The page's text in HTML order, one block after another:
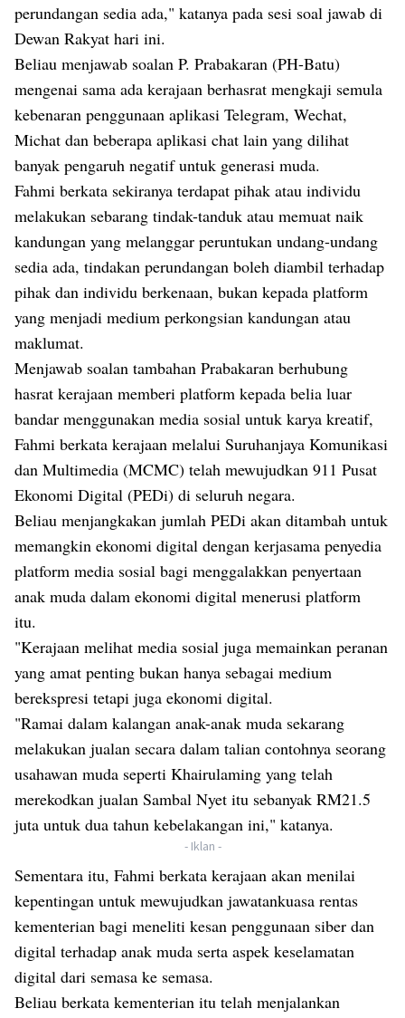
perundangan sedia ada," katanya pada sesi soal jawab di
Dewan Rakyat hari ini.
Beliau menjawab soalan P. Prabakaran (PH-Batu)
mengenai sama ada kerajaan berhasrat mengkaji semula
kebenaran penggunaan aplikasi Telegram, Wechat,
Michat dan beberapa aplikasi chat lain yang dilihat
banyak pengaruh negatif untuk generasi muda.
Fahmi berkata sekiranya terdapat pihak atau individu
melakukan sebarang tindak-tanduk atau memuat naik
kandungan yang melanggar peruntukan undang-undang
sedia ada, tindakan perundangan boleh diambil terhadap
pihak dan individu berkenaan, bukan kepada platform
yang menjadi medium perkongsian kandungan atau
maklumat.
Menjawab soalan tambahan Prabakaran berhubung
hasrat kerajaan memberi platform kepada belia luar
bandar menggunakan media sosial untuk karya kreatif,
Fahmi berkata kerajaan melalui Suruhanjaya Komunikasi
dan Multimedia (MCMC) telah mewujudkan 911 Pusat
Ekonomi Digital (PEDi) di seluruh negara.
Beliau menjangkakan jumlah PEDi akan ditambah untuk
memangkin ekonomi digital dengan kerjasama penyedia
platform media sosial bagi menggalakkan penyertaan
anak muda dalam ekonomi digital menerusi platform
itu.
"Kerajaan melihat media sosial juga memainkan peranan
yang amat penting bukan hanya sebagai medium
berekspresi tetapi juga ekonomi digital.
"Ramai dalam kalangan anak-anak muda sekarang
melakukan jualan secara dalam talian contohnya seorang
usahawan muda seperti Khairulaming yang telah
merekodkan jualan Sambal Nyet itu sebanyak RM21.5
juta untuk dua tahun kebelakangan ini," katanya.
- Iklan -
Sementara itu, Fahmi berkata kerajaan akan menilai
kepentingan untuk mewujudkan jawatankuasa rentas
kementerian bagi meneliti kesan penggunaan siber dan
digital terhadap anak muda serta aspek keselamatan
digital dari semasa ke semasa.
Beliau berkata kementerian itu telah menjalankan